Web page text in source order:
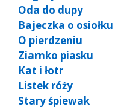
Oda do dupy
Bajeczka o osiołku
O pierdzeniu
Ziarnko piasku
Kat i łotr
Listek róży
Stary śpiewak